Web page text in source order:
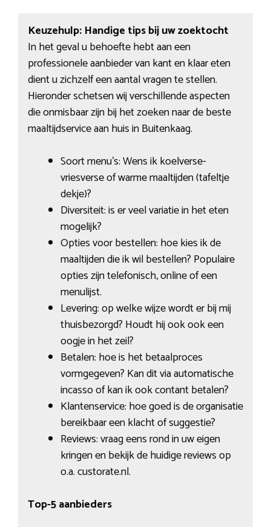
Keuzehulp: Handige tips bij uw zoektocht
In het geval u behoefte hebt aan een
professionele aanbieder van kant en klaar eten
dient u zichzelf een aantal vragen te stellen.
Hieronder schetsen wij verschillende aspecten
die onmisbaar zijn bij het zoeken naar de beste
maaltijdservice aan huis in Buitenkaag.
Soort menu’s: Wens ik koelverse-
vriesverse of warme maaltijden (tafeltje
dekje)?
Diversiteit: is er veel variatie in het eten
mogelijk?
Opties voor bestellen: hoe kies ik de
maaltijden die ik wil bestellen? Populaire
opties zijn telefonisch, online of een
menulijst.
Levering: op welke wijze wordt er bij mij
thuisbezorgd? Houdt hij ook ook een
oogje in het zeil?
Betalen: hoe is het betaalproces
vormgegeven? Kan dit via automatische
incasso of kan ik ook contant betalen?
Klantenservice: hoe goed is de organisatie
bereikbaar een klacht of suggestie?
Reviews: vraag eens rond in uw eigen
kringen en bekijk de huidige reviews op
o.a. custorate.nl.
Top-5 aanbieders